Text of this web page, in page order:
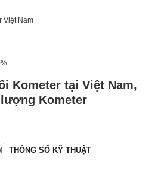
Việt Nam
Kometer tại Việt Nam,
Kometer
THÔNG SỐ KỸ THUẬT